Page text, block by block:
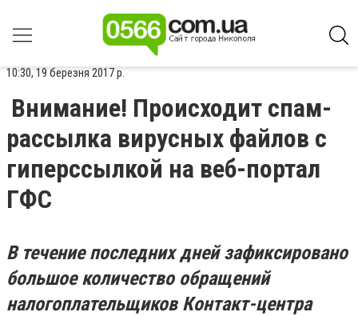
10:30, 19 березня 2017 р.
Внимание! Происходит спам-
рассылка вирусных файлов с
гиперссылкой на веб-портал
ГФС
В течение последних дней зафиксировано
большое количество обращений
налогоплательщиков Контакт-центра